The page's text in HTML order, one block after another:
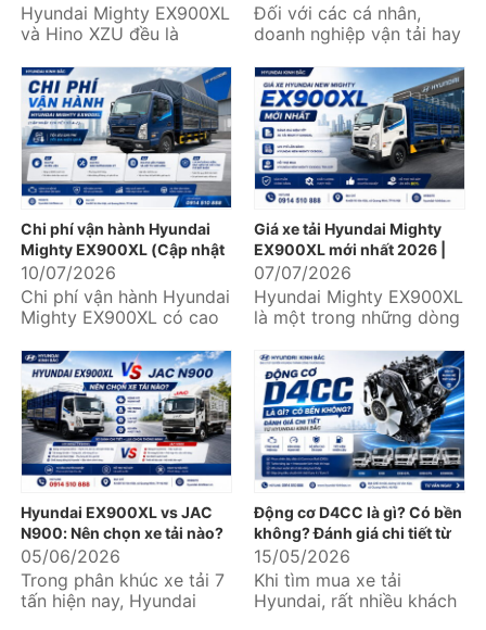
Hyundai Mighty EX900XL
và Hino XZU đều là
được nhiều doanh nghiệp
vận tải,...
Đối với các cá nhân,
doanh nghiệp vận tải hay
một chiếc xe tải không...
Chi phí vận hành Hyundai
Mighty EX900XL (Cập nhật
chi tiết từ A-Z)
10/07/2026
Chi phí vận hành Hyundai
Mighty EX900XL có cao
bao nhiêu cho nhiên liệu,
bảo dưỡng,...
Giá xe tải Hyundai Mighty
EX900XL mới nhất 2026 |
Ưu đãi lớn, hỗ trợ trả góp lên
đến 85%
07/07/2026
Hyundai Mighty EX900XL
là một trong những dòng
doanh nghiệp vận tải,
logistics và...
Hyundai EX900XL vs JAC
N900: Nên chọn xe tải nào?
05/06/2026
Trong phân khúc xe tải 7
tấn hiện nay, Hyundai
Động cơ D4CC là gì? Có bền
không? Đánh giá chi tiết từ
Hyundai Kinh Bắc
15/05/2026
Khi tìm mua xe tải
Hyundai, rất nhiều khách